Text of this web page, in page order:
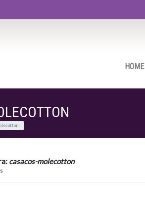
HOME
casacos-molecotton
casacos-molecotton